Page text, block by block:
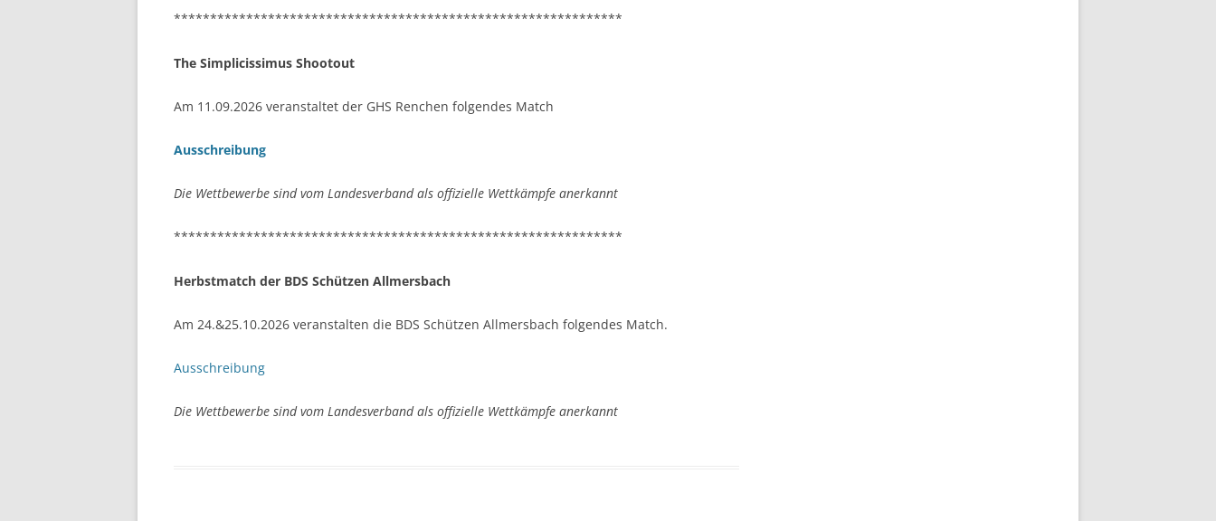
**************************************************************
The Simplicissimus Shootout
Am 11.09.2026 veranstaltet der GHS Renchen folgendes Match
Ausschreibung
Die Wettbewerbe sind vom Landesverband als offizielle Wettkämpfe anerkannt
**************************************************************
Herbstmatch der BDS Schützen Allmersbach
Am 24.&25.10.2026 veranstalten die BDS Schützen Allmersbach folgendes Match.
Ausschreibung
Die Wettbewerbe sind vom Landesverband als offizielle Wettkämpfe anerkannt